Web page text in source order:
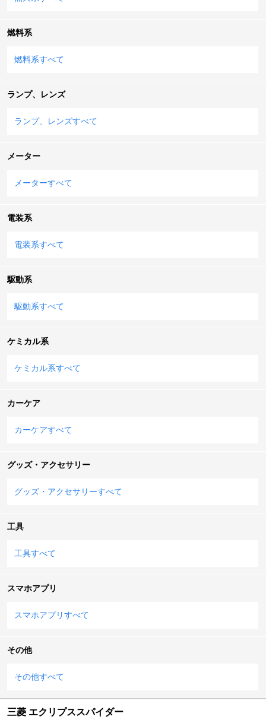
燃料系
燃料系すべて
ランプ、レンズ
ランプ、レンズすべて
メーター
メーターすべて
電装系
電装系すべて
駆動系
駆動系すべて
ケミカル系
ケミカル系すべて
カーケア
カーケアすべて
グッズ・アクセサリー
グッズ・アクセサリーすべて
工具
工具すべて
スマホアプリ
スマホアプリすべて
その他
その他すべて
三菱 エクリプススパイダー